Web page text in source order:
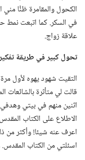
الكحول والمقامرة ظنًّا
في السكر.‏ كما اتبعت نمط
علاقة زواج.‏
تحول كبيرفيطريقة
قالت لي متأثرة بالشائعات
اثنين منهم في بيتي
الاطلاع على الكتاب
اعرف عنه شيئا!‏ وأكثر من
اسئلتي من الكتاب